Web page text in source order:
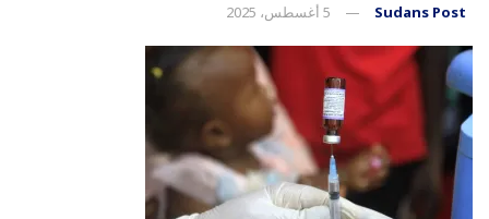
Sudans Post 5 أغسطس، 2025